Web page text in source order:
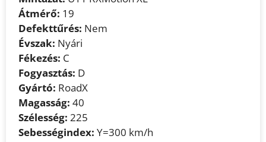
Átmérő: 19
Defekttűrés: Nem
Évszak: Nyári
Fékezés: C
Fogyasztás: D
Gyártó: RoadX
Magasság: 40
Szélesség: 225
Sebességindex: Y=300 km/h